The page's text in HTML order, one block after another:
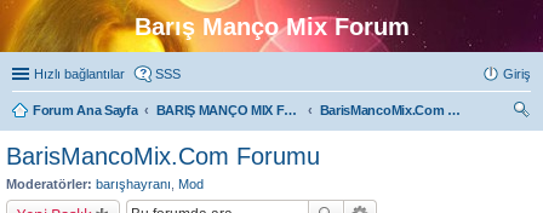
Barış Manço Mix Forum
Hızlı bağlantılar SSS Giriş
Forum Ana Sayfa BARIŞ MANÇO MIX FORUMLARI
BarisMancoMix.Com Forumu
BarisMancoMix.Com Forumu
Moderatörler: barışhayranı Mod